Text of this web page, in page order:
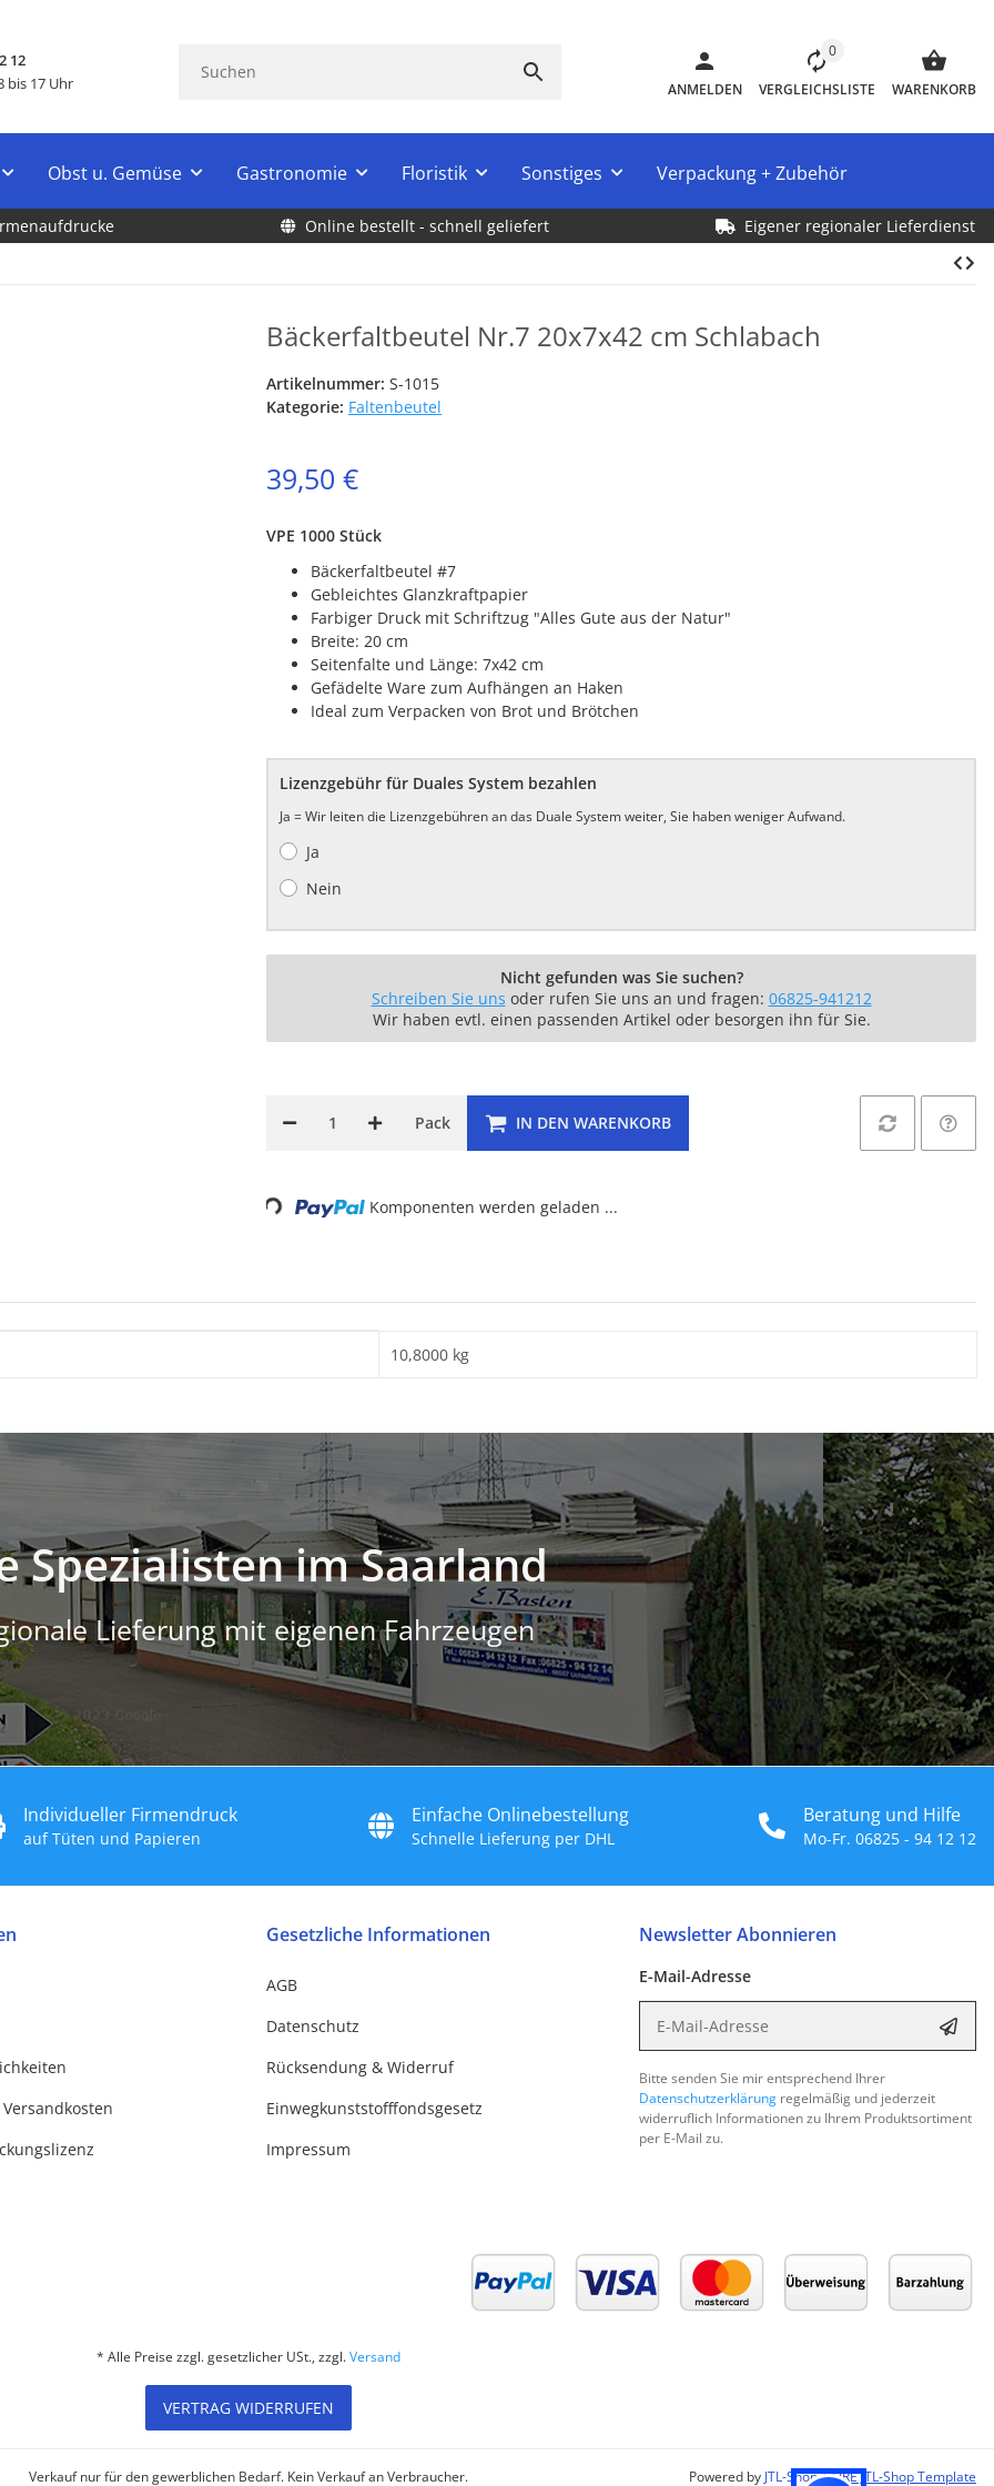
12
bis 17 Uhr
ANMELDEN
0
VERGLEICHSLISTE WARENKORB
Obst u. Gemüse Gastronomie Floristik Sonstiges Verpackung + Zubehör
Online bestellt - schnell geliefert
Eigener regionaler Lieferdienst
Bäckerfaltbeutel Nr.7 20x7x42 cm Schlabach
Artikelnummer: S-1015
Kategorie: Faltenbeutel
39,50 €
VPE 1000 Stück
Bäckerfaltbeutel #7
Gebleichtes Glanzkraftpapier
Farbiger Druck mit Schriftzug "Alles Gute aus der Natur"
Breite: 20 cm
Seitenfalte und Länge: 7x42 cm
Gefädelte Ware zum Aufhängen an Haken
Ideal zum Verpacken von Brot und Brötchen
Lizenzgebühr für Duales System bezahlen
Ja = Wir leiten die Lizenzgebühren an das Duale System weiter, Sie haben weniger Aufwand.
Ja
Nein
Nicht gefunden was Sie suchen?
Schreiben Sie uns oder rufen Sie uns an und fragen: 06825-941212
Wir haben evtl. einen passenden Artikel oder besorgen ihn für Sie.
Pack IN DEN WARENKORB
Loading... Komponenten werden geladen ...
10,8000 kg
Spezialisten im Saarland
Lieferung mit eigenen Fahrzeugen
Individueller Firmendruck
auf Tüten und Papieren
Einfache Onlinebestellung
Schnelle Lieferung per DHL
Beratung und Hilfe
Mo-Fr. 06825 - 94 12 12
Gesetzliche Informationen
AGB
Datenschutz
Rücksendung & Widerruf
Einwegkunststofffondsgesetz
Impressum
Newsletter Abonnieren
E-Mail-Adresse
Bitte senden Sie mir entsprechend Ihrer
Datenschutzerklärung regelmäßig und jederzeit
widerruflich Informationen zu Ihrem Produktsortiment
per E-Mail zu.
* Alle Preise zzgl. gesetzlicher USt., zzgl.Versand
VERTRAG WIDERRUFEN
Verkauf nur für den gewerblichen Bedarf. Kein Verkauf an Verbraucher. Powered by JTL-Shop|FIRE JTL-Shop Template